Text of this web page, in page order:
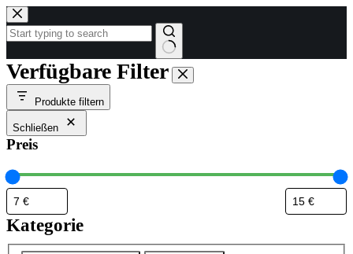
Zum
Inhalt
springen
Keine
Ergebnisse
Verfügbare Filter
Produkte filtern
Schließen
Preis
Kategorie